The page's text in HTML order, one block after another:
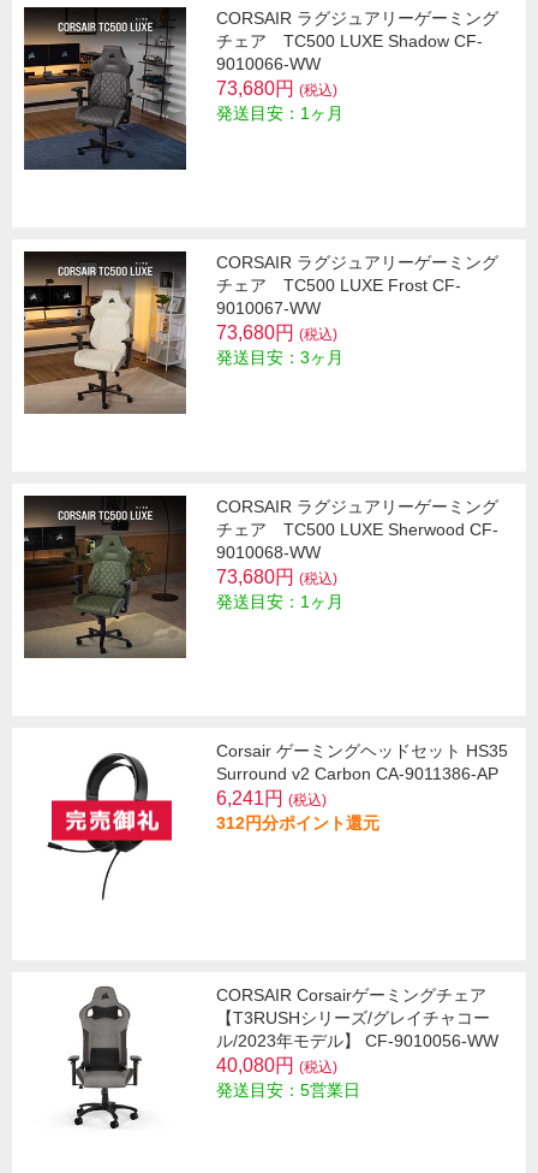
CORSAIR ラグジュアリーゲーミング
チェア TC500 LUXE Shadow CF-
9010066-WW
73,680円 (税込)
発送目安：1ヶ月
CORSAIR ラグジュアリーゲーミング
チェア TC500 LUXE Frost CF-
9010067-WW
73,680円 (税込)
発送目安：3ヶ月
CORSAIR ラグジュアリーゲーミング
チェア TC500 LUXE Sherwood CF-
9010068-WW
73,680円 (税込)
発送目安：1ヶ月
Corsair ゲーミングヘッドセット HS35
Surround v2 Carbon CA-9011386-AP
6,241円 (税込)
312円分ポイント還元
CORSAIR Corsairゲーミングチェア
【T3RUSHシリーズ/グレイチャコー
ル/2023年モデル】 CF-9010056-WW
40,080円 (税込)
発送目安：5営業日